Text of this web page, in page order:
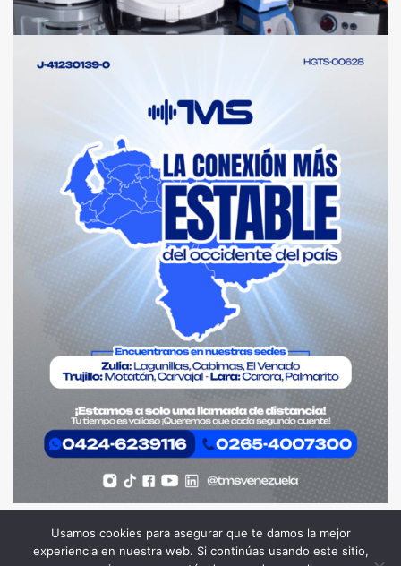
Todos los Derechos Reservados. Somos Noticia COL
Usamos cookies para asegurar que te damos la mejor
experiencia en nuestra web. Si continúas usando este sitio,